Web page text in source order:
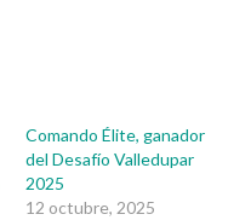
Comando Élite, ganador
del Desafío Valledupar
2025
12 octubre, 2025